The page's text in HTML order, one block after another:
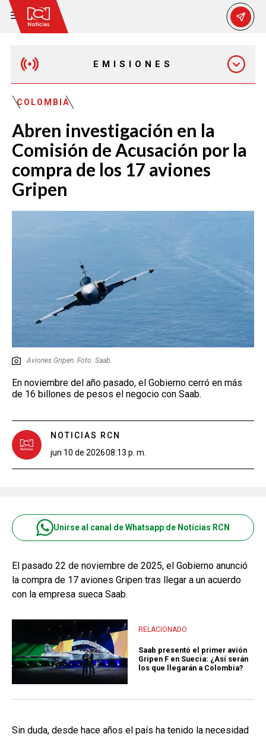
EMISIONES
EMISIÓN 7:00 PM
COLOMBIA
Abren investigación en la
Comisión de Acusación por la
compra de los 17 aviones
Gripen
Aviones Gripen. Foto: Saab.
En noviembre del año pasado, el Gobierno cerró en más
de 16 billones de pesos el negocio con Saab.
NOTICIAS RCN
jun 10 de 202608:13 p. m.
Unirse al canal de Whatsapp de Noticias RCN
El pasado 22 de noviembre de 2025, el Gobierno anunció
la compra de 17 aviones Gripen tras llegar a un acuerdo
con la empresa sueca Saab.
RELACIONADO
Saab presentó el primer avión
Gripen F en Suecia: ¿Así serán
los que llegarán a Colombia?
Sin duda, desde hace años el país ha tenido la necesidad